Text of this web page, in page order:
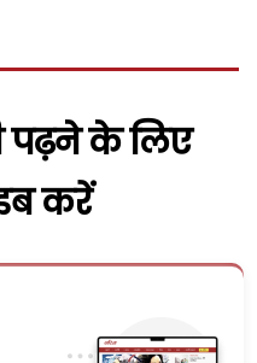
पढ़ने के लिए
करें